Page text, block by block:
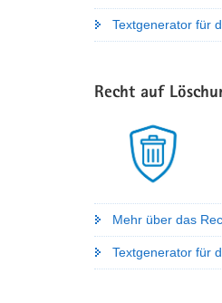
Textgenerator für
Recht auf
Mehr über das
Textgenerator für